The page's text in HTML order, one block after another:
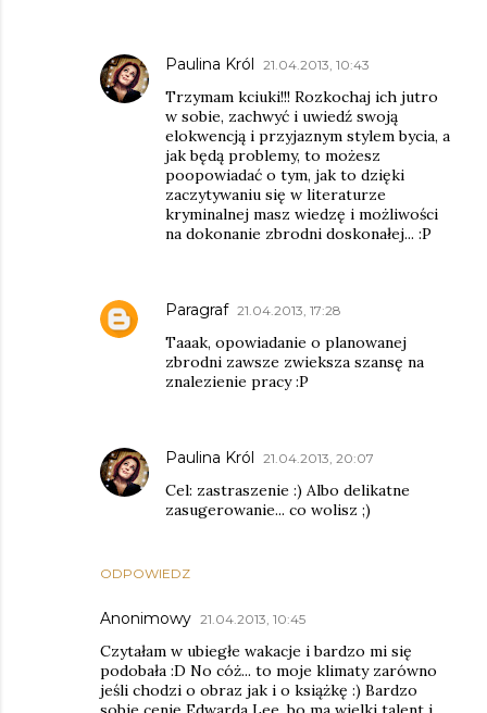
ODPOWIEDZ
Paulina Król 21.04.2013, 10:43
Trzymam kciuki!!! Rozkochaj ich jutro
w sobie, zachwyć i uwiedź swoją
elokwencją i przyjaznym stylem bycia, a
jak będą problemy, to możesz
poopowiadać o tym, jak to dzięki
zaczytywaniu się w literaturze
kryminalnej masz wiedzę i możliwości
na dokonanie zbrodni doskonałej... :P
Paragraf 21.04.2013, 17:28
Taaak, opowiadanie o planowanej
zbrodni zawsze zwieksza szansę na
znalezienie pracy :P
Paulina Król 21.04.2013, 20:07
Cel: zastraszenie :) Albo delikatne
zasugerowanie... co wolisz ;)
Anonimowy 21.04.2013, 10:45
Czytałam w ubiegłe wakacje i bardzo mi się
podobała :D No cóż... to moje klimaty zarówno
jeśli chodzi o obraz jak i o książkę :) Bardzo